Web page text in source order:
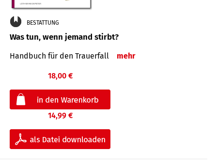
BESTATTUNG
Was tun, wenn jemand stirbt?
Handbuch für den Trauerfall mehr
18,00 €
14,99 €